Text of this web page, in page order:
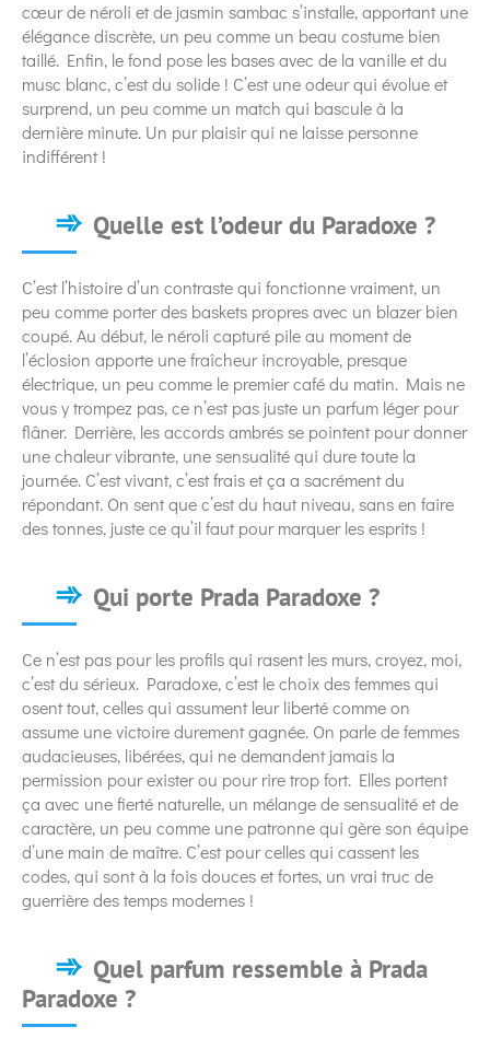
cœur de néroli et de jasmin sambac s’installe, apportant une
élégance discrète, un peu comme un beau costume bien
taillé. Enfin, le fond pose les bases avec de la vanille et du
musc blanc, c’est du solide ! C’est une odeur qui évolue et
surprend, un peu comme un match qui bascule à la
dernière minute. Un pur plaisir qui ne laisse personne
indifférent !
Quelle est l’odeur du Paradoxe ?
C’est l’histoire d’un contraste qui fonctionne vraiment, un
peu comme porter des baskets propres avec un blazer bien
coupé. Au début, le néroli capturé pile au moment de
l’éclosion apporte une fraîcheur incroyable, presque
électrique, un peu comme le premier café du matin. Mais ne
vous y trompez pas, ce n’est pas juste un parfum léger pour
flâner. Derrière, les accords ambrés se pointent pour donner
une chaleur vibrante, une sensualité qui dure toute la
journée. C’est vivant, c’est frais et ça a sacrément du
répondant. On sent que c’est du haut niveau, sans en faire
des tonnes, juste ce qu’il faut pour marquer les esprits !
Qui porte Prada Paradoxe ?
Ce n’est pas pour les profils qui rasent les murs, croyez, moi,
c’est du sérieux. Paradoxe, c’est le choix des femmes qui
osent tout, celles qui assument leur liberté comme on
assume une victoire durement gagnée. On parle de femmes
audacieuses, libérées, qui ne demandent jamais la
permission pour exister ou pour rire trop fort. Elles portent
ça avec une fierté naturelle, un mélange de sensualité et de
caractère, un peu comme une patronne qui gère son équipe
d’une main de maître. C’est pour celles qui cassent les
codes, qui sont à la fois douces et fortes, un vrai truc de
guerrière des temps modernes !
Quel parfum ressemble à Prada
Paradoxe ?